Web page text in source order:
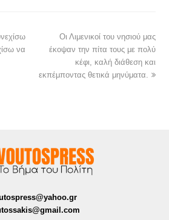
να
Οι Λιμενικοί του νησιού μας
έκοψαν την πίτα τους με πολύ
κέφι, καλή διάθεση και
εκπέμποντας θετικά μηνύματα.